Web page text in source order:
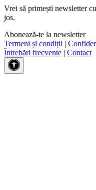
Vrei să primești newsletter
jos.
Abonează-te la newsletter
Termeni și condiții |
Întrebări frecvente | Contact